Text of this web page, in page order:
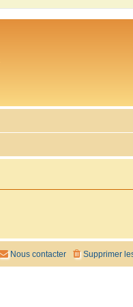
Supprimer
Nous contacter